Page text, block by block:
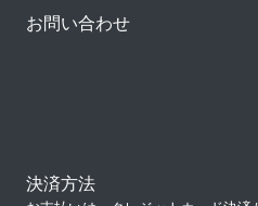
お問い合わせ
決済方法